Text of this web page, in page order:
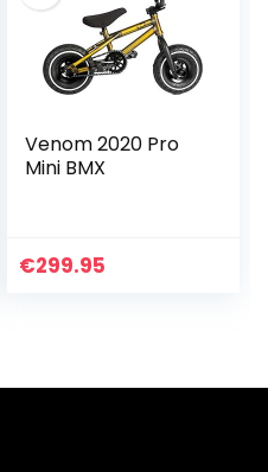
Venom 2020 Pro
Mini BMX
€299.95